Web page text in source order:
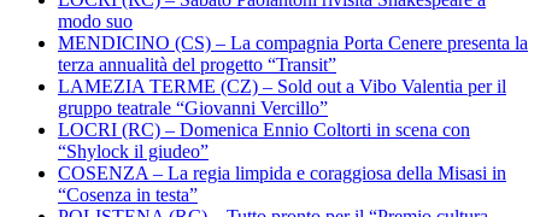
modo suo
MENDICINO (CS) – La compagnia Porta Cenere presenta la
terza annualità del progetto “Transit”
LAMEZIA TERME (CZ) – Sold out a Vibo Valentia per il
gruppo teatrale “Giovanni Vercillo”
LOCRI (RC) – Domenica Ennio Coltorti in scena con
“Shylock il giudeo”
COSENZA – La regia limpida e coraggiosa della Misasi in
“Cosenza in testa”